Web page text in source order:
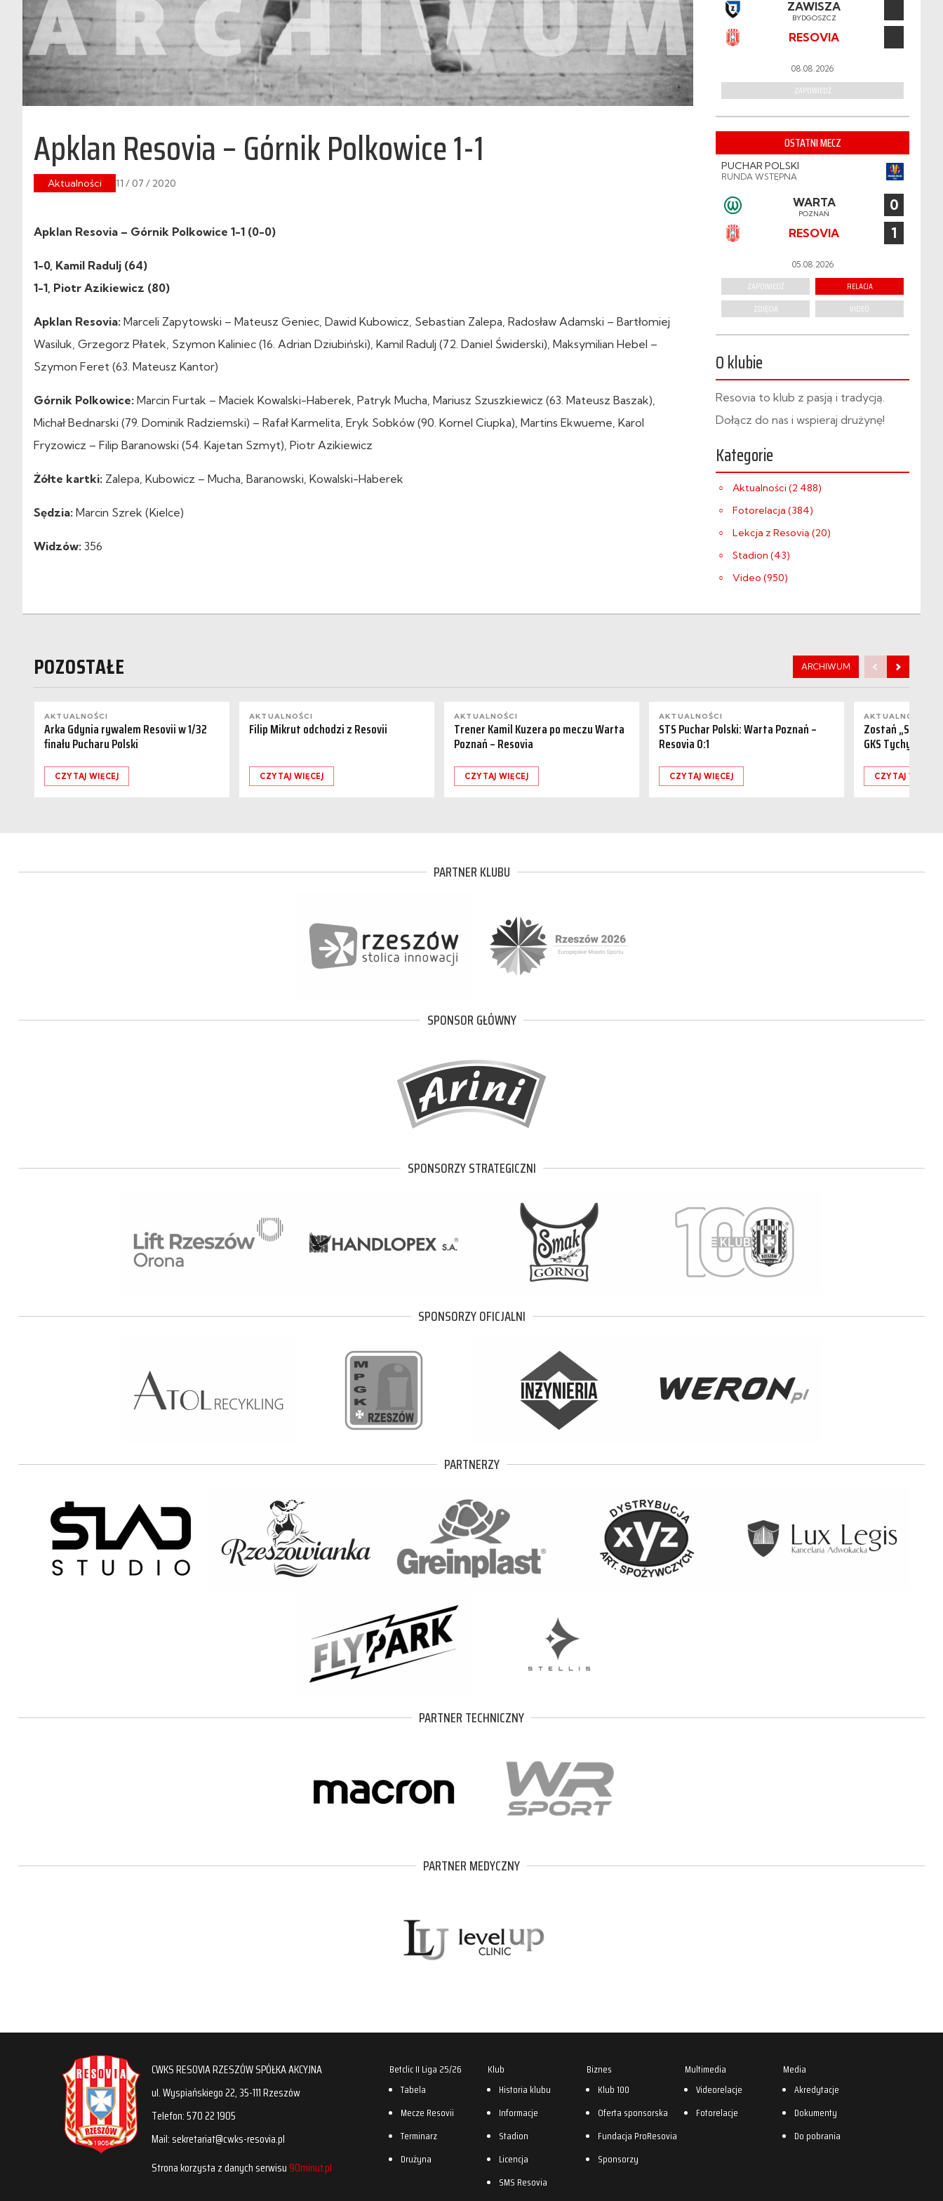
Apklan Resovia – Górnik Polkowice 1-1
Aktualności 11 / 07 / 2020
Apklan Resovia – Górnik Polkowice 1-1 (0-0)
1-0, Kamil Radulj (64)
1-1, Piotr Azikiewicz (80)
Apklan Resovia: Marceli Zapytowski – Mateusz Geniec, Dawid Kubowicz, Sebastian Zalepa, Radosław Adamski – Bartłomiej
Wasiluk, Grzegorz Płatek, Szymon Kaliniec (16. Adrian Dziubiński), Kamil Radulj (72. Daniel Świderski), Maksymilian Hebel –
Szymon Feret (63. Mateusz Kantor)
Górnik Polkowice: Marcin Furtak – Maciek Kowalski-Haberek, Patryk Mucha, Mariusz Szuszkiewicz (63. Mateusz Baszak),
Michał Bednarski (79. Dominik Radziemski) – Rafał Karmelita, Eryk Sobków (90. Kornel Ciupka), Martins Ekwueme, Karol
Fryzowicz – Filip Baranowski (54. Kajetan Szmyt), Piotr Azikiewicz
Żółte kartki: Zalepa, Kubowicz – Mucha, Baranowski, Kowalski-Haberek
Sędzia: Marcin Szrek (Kielce)
Widzów: 356
ZAWISZA
BYDGOSZCZ
RESOVIA
08.08.2026
ZAPOWIEDŹ
OSTATNI MECZ
PUCHAR POLSKI
RUNDA WSTĘPNA
WARTA
POZNAŃ 0
RESOVIA 1
05.08.2026
ZAPOWIEDŹ
RELACJA
ZDJĘCIA
VIDEO
O klubie
Resovia to klub z pasją i tradycją.
Dołącz do nas i wspieraj drużynę!
Kategorie
Aktualności (2 488)
Fotorelacja (384)
Lekcja z Resovią (20)
Stadion (43)
Video (950)
POZOSTAŁE ARCHIWUM
AKTUALNOŚCI
Arka Gdynia rywalem Resovii w 1/32
finału Pucharu Polski
CZYTAJ WIĘCEJ
AKTUALNOŚCI
Filip Mikrut odchodzi z Resovii
CZYTAJ WIĘCEJ
AKTUALNOŚCI
Trener Kamil Kuzera po meczu Warta
Poznań – Resovia
CZYTAJ WIĘCEJ
AKTUALNOŚCI
STS Puchar Polski: Warta Poznań –
Resovia 0:1
CZYTAJ WIĘCEJ
AKTUALNOŚCI
Zostań
GKS Tychy
CZYTAJ WIĘCEJ
PARTNER KLUBU
SPONSOR GŁÓWNY
SPONSORZY STRATEGICZNI
SPONSORZY OFICJALNI
PARTNERZY
PARTNER TECHNICZNY
PARTNER MEDYCZNY
CWKS RESOVIA RZESZÓW SPÓŁKA AKCYJNA
ul. Wyspiańskiego 22, 35-111 Rzeszów
Telefon: 570 22 1905
Mail: sekretariat@cwks-resovia.pl
Strona korzysta z danych serwisu90minut.pl
Betclic II Liga 25/26
Tabela
Mecze Resovii
Terminarz
Drużyna
Klub
Historia klubu
Informacje
Stadion
Licencja
SMS Resovia
Biznes
Klub 100
Oferta sponsorska
Fundacja ProResovia
Sponsorzy
Multimedia
Videorelacje
Fotorelacje
Media
Akredytacje
Dokumenty
Do pobrania